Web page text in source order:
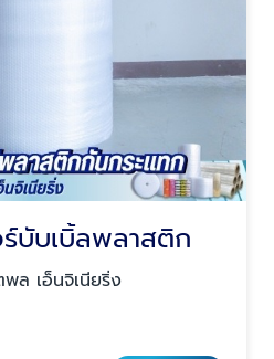
บับเบิ้ลพลาสติก
ล เอ็นจิเนียริ่ง